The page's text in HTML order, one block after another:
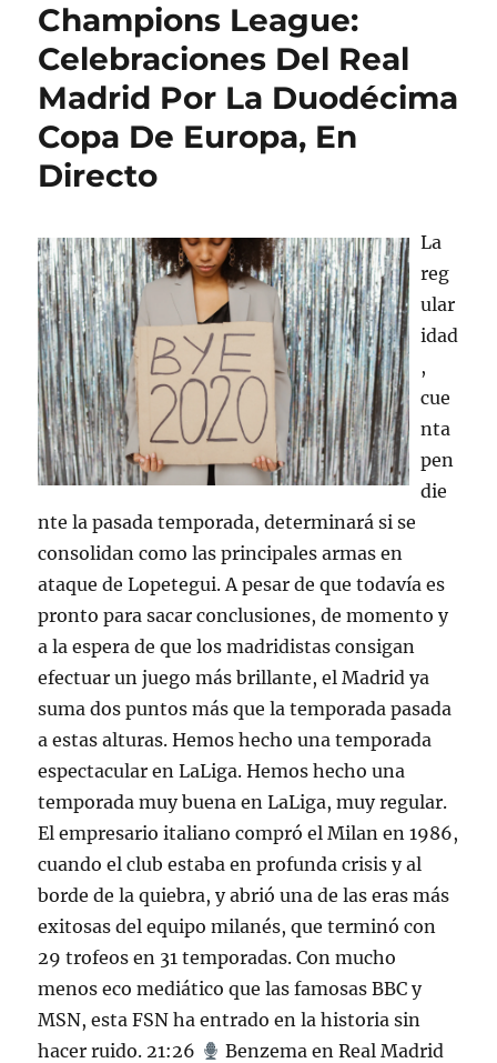
Champions League:
Celebraciones Del Real
Madrid Por La Duodécima
Copa De Europa, En
Directo
La
reg
ular
idad
,
cue
nta
pen
die
nte la pasada temporada, determinará si se
consolidan como las principales armas en
ataque de Lopetegui. A pesar de que todavía es
pronto para sacar conclusiones, de momento y
a la espera de que los madridistas consigan
efectuar un juego más brillante, el Madrid ya
suma dos puntos más que la temporada pasada
a estas alturas. Hemos hecho una temporada
espectacular en LaLiga. Hemos hecho una
temporada muy buena en LaLiga, muy regular.
El empresario italiano compró el Milan en 1986,
cuando el club estaba en profunda crisis y al
borde de la quiebra, y abrió una de las eras más
exitosas del equipo milanés, que terminó con
29 trofeos en 31 temporadas. Con mucho
menos eco mediático que las famosas BBC y
MSN, esta FSN ha entrado en la historia sin
hacer ruido. 21:26
Benzema en Real Madrid